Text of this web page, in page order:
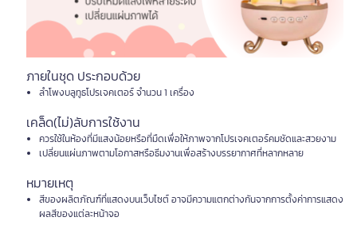
ภายในชุด ประกอบด้วย
ลำโพงบลูทูธโปรเจคเตอร์ จำนวน 1 เครื่อง
เคล็ด(ไม่)ลับการใช้งาน
ควรใช้ในห้องที่มีแสงน้อยหรือที่มืดเพื่อให้ภาพจากโปรเจคเตอร์คมชัดและสวยงาม
เปลี่ยนแผ่นภาพตามโอกาสหรือธีมงานเพื่อสร้างบรรยากาศที่หลากหลาย
หมายเหตุ
สีของผลิตภัณฑ์ที่แสดงบนเว็บไซต์ อาจมีความแตกต่างกันจากการตั้งค่าการแสดง
ผลสีของแต่ละหน้าจอ